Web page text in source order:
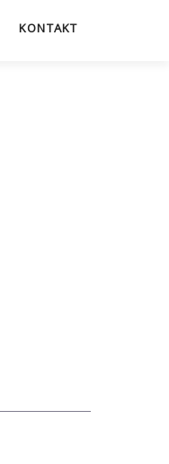
KONTAKT